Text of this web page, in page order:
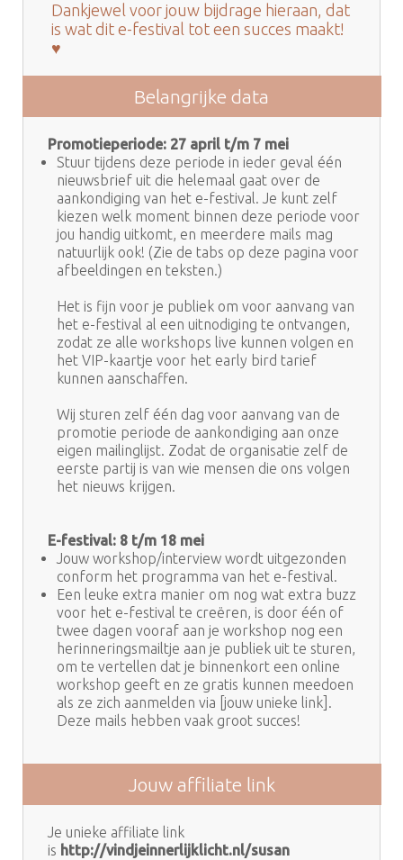
Dankjewel voor jouw bijdrage hieraan, dat
is wat dit e-festival tot een succes maakt!
♥
Belangrijke data
Promotieperiode: 27 april t/m 7 mei
Stuur tijdens deze periode in ieder geval één
nieuwsbrief uit die helemaal gaat over de
aankondiging van het e-festival. Je kunt zelf
kiezen welk moment binnen deze periode voor
jou handig uitkomt, en meerdere mails mag
natuurlijk ook! (Zie de tabs op deze pagina voor
afbeeldingen en teksten.)
Het is fijn voor je publiek om voor aanvang van
het e-festival al een uitnodiging te ontvangen,
zodat ze alle workshops live kunnen volgen en
het VIP-kaartje voor het early bird tarief
kunnen aanschaffen.
Wij sturen zelf één dag voor aanvang van de
promotie periode de aankondiging aan onze
eigen mailinglijst. Zodat de organisatie zelf de
eerste partij is van wie mensen die ons volgen
het nieuws krijgen.
E-festival: 8 t/m 18 mei
Jouw workshop/interview wordt uitgezonden
conform het programma van het e-festival.
Een leuke extra manier om nog wat extra buzz
voor het e-festival te creëren, is door één of
twee dagen vooraf aan je workshop nog een
herinneringsmailtje aan je publiek uit te sturen,
om te vertellen dat je binnenkort een online
workshop geeft en ze gratis kunnen meedoen
als ze zich aanmelden via [jouw unieke link].
Deze mails hebben vaak groot succes!
Jouw affiliate link
Je unieke affiliate link
is http://vindjeinnerlijklicht.nl/susan